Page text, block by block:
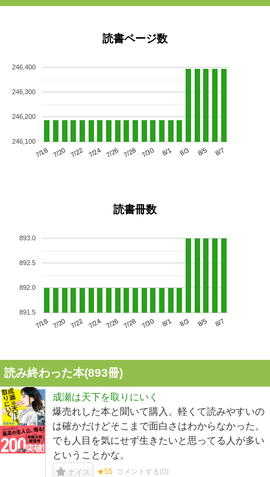
読書ページ数
7/18 7/20 7/22 7/24 7/26 7/28 7/30 8/1 8/3 8/5 8/7
246,100
246,200
246,300
246,400
読書冊数
7/18 7/20 7/22 7/24 7/26 7/28 7/30 8/1 8/3 8/5 8/7
891.5
892.0
892.5
893.0
読み終わった本(893冊)
成瀬は天下を取りにいく
爆売れした本と聞いて購入。軽くて読みやすいの
は確かだけどそこまで面白さはわからなかった。
でも人目を気にせず生きたいと思ってる人が多い
ということかな。
ナイス ★55 コメントする(0)